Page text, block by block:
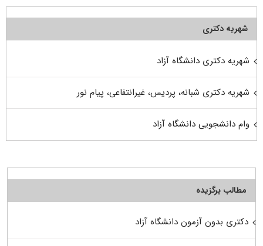
شهریه دکتری
شهریه دکتری دانشگاه آزاد
شهریه دکتری شبانه، پردیس، غیرانتفاعی، پیام نور
وام دانشجویی دانشگاه آزاد
مطالب برگزیده
دکتری بدون آزمون دانشگاه آزاد